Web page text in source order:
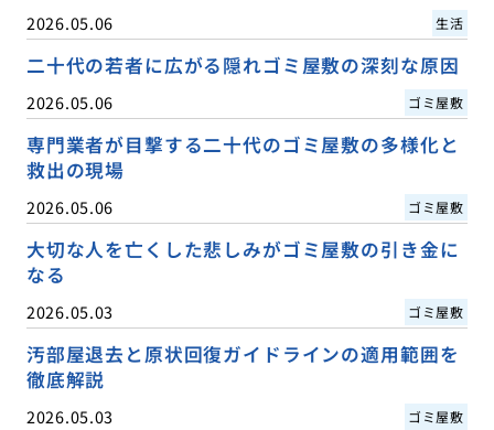
2026.05.06 生活
二十代の若者に広がる隠れゴミ屋敷の深刻な原因
2026.05.06 ゴミ屋敷
専門業者が目撃する二十代のゴミ屋敷の多様化と
救出の現場
2026.05.06 ゴミ屋敷
大切な人を亡くした悲しみがゴミ屋敷の引き金に
なる
2026.05.03 ゴミ屋敷
汚部屋退去と原状回復ガイドラインの適用範囲を
徹底解説
2026.05.03 ゴミ屋敷